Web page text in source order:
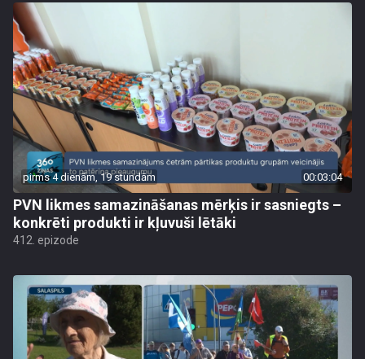
pirms 4 dienām, 19 stundām 00:03:04
PVN likmes samazināšanas mērķis ir sasniegts –
konkrēti produkti ir kļuvuši lētāki
412. epizode